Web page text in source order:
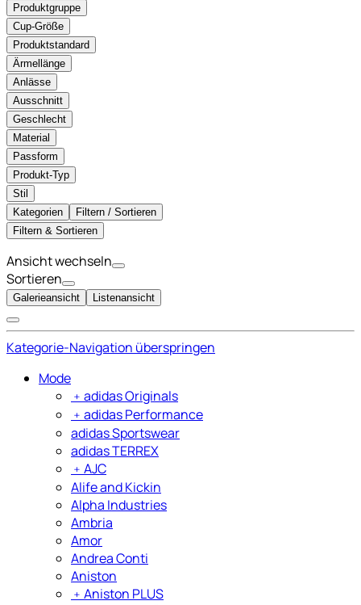
Produktgruppe
Cup-Größe
Produktstandard
Ärmellänge
Anlässe
Ausschnitt
Geschlecht
Material
Passform
Produkt-Typ
Stil
Kategorien
Filtern / Sortieren
Filtern & Sortieren
Ansicht wechseln
Sortieren
Galerieansicht Listenansicht
Kategorie-Navigation überspringen
Mode
﹢ adidas Originals
﹢ adidas Performance
adidas Sportswear
adidas TERREX
﹢ AJC
Alife and Kickin
Alpha Industries
Ambria
Amor
Andrea Conti
Aniston
﹢ Aniston PLUS